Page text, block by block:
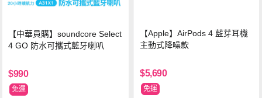
【中華員購】soundcore Select
4 GO 防水可攜式藍牙喇叭
$990
免運
【Apple】AirPods 4 藍芽耳機
主動式降噪款
$5,690
免運